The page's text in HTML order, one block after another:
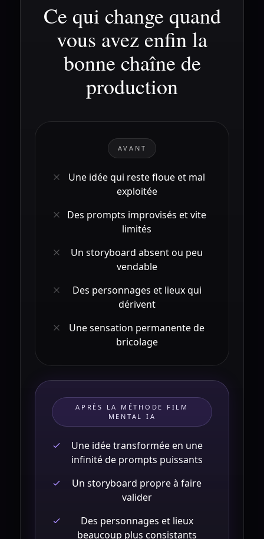
Ce qui change quand
vous avez enfin la
bonne chaîne de
production
AVANT
Une idée qui reste floue et mal
exploitée
Des prompts improvisés et vite
limités
Un storyboard absent ou peu
vendable
Des personnages et lieux qui
dérivent
Une sensation permanente de
bricolage
APRÈS LA MÉTHODE FILM
MENTAL IA
Une idée transformée en une
infinité de prompts puissants
Un storyboard propre à faire
valider
Des personnages et lieux
beaucoup plus consistants